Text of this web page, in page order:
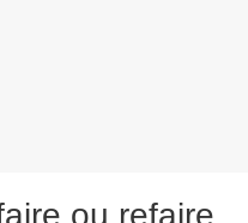
ou refaire